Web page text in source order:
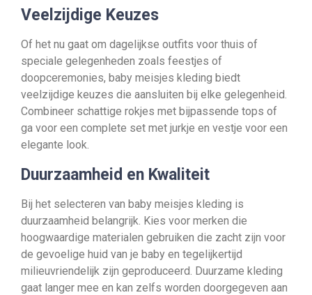
Veelzijdige Keuzes
Of het nu gaat om dagelijkse outfits voor thuis of
speciale gelegenheden zoals feestjes of
doopceremonies, baby meisjes kleding biedt
veelzijdige keuzes die aansluiten bij elke gelegenheid.
Combineer schattige rokjes met bijpassende tops of
ga voor een complete set met jurkje en vestje voor een
elegante look.
Duurzaamheid en Kwaliteit
Bij het selecteren van baby meisjes kleding is
duurzaamheid belangrijk. Kies voor merken die
hoogwaardige materialen gebruiken die zacht zijn voor
de gevoelige huid van je baby en tegelijkertijd
milieuvriendelijk zijn geproduceerd. Duurzame kleding
gaat langer mee en kan zelfs worden doorgegeven aan